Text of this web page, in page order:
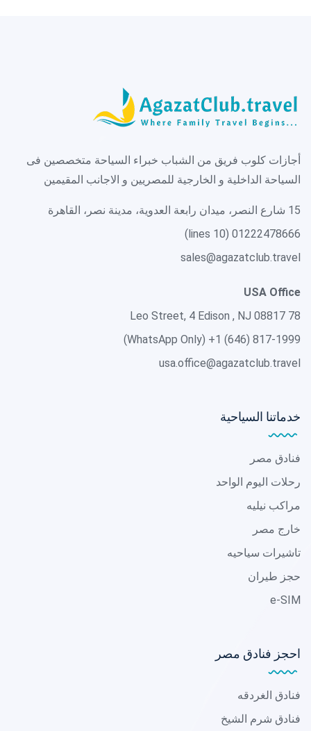
أجازات كلوب فريق من الشباب خبراء السياحة متخصصين فى
السياحة الداخلية و الخارجية للمصريين و الاجانب المقيمين
15 شارع النصر، ميدان رابعة العدوية، مدينة نصر، القاهرة
01222478666 (10 lines)
sales@agazatclub.travel
USA Office
78 Leo Street, 4 Edison , NJ 08817
+1 (646) 817-1999
(WhatsApp Only)
usa.office@agazatclub.travel
خدماتنا السياحية
فنادق مصر
رحلات اليوم الواحد
مراكب نيليه
خارج مصر
تاشيرات سياحيه
حجز طيران
e-SIM
احجز فنادق مصر
فنادق الغردقه
فنادق شرم الشيخ